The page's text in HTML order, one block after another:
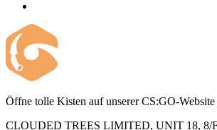
Öffne tolle Kisten auf unserer CS:GO-
CLOUDED TREES LIMITED, UNIT 18,